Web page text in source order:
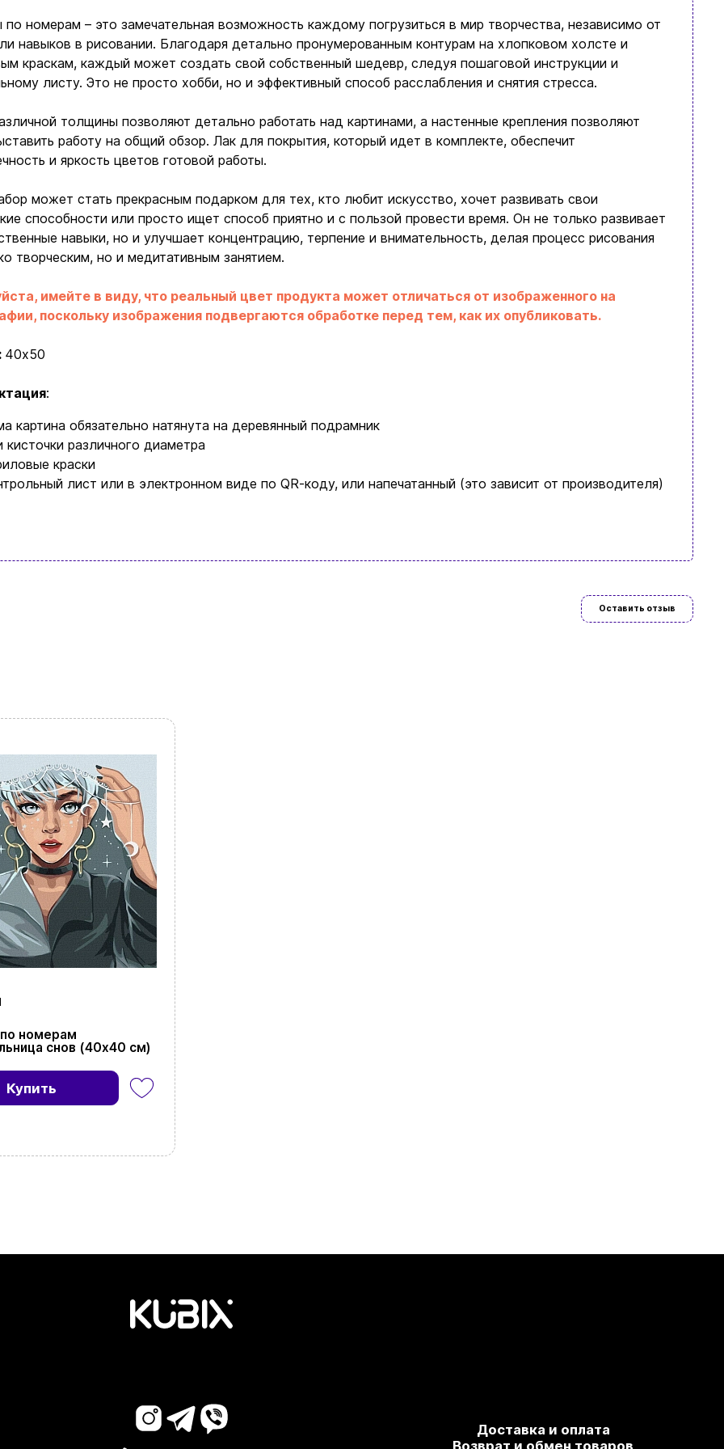
по номерам – это замечательная возможность каждому погрузиться в мир творчества, независимо от
навыков в рисовании. Благодаря детально пронумерованным контурам на хлопковом холсте и
краскам, каждый может создать свой собственный шедевр, следуя пошаговой инструкции и
листу. Это не просто хобби, но и эффективный способ расслабления и снятия стресса.
толщины позволяют детально работать над картинами, а настенные крепления позволяют
работу на общий обзор. Лак для покрытия, который идет в комплекте, обеспечит
и яркость цветов готовой работы.
может стать прекрасным подарком для тех, кто любит искусство, хочет развивать свои
способности или просто ищет способ приятно и с пользой провести время. Он не только развивает
навыки, но и улучшает концентрацию, терпение и внимательность, делая процесс рисования
творческим, но и медитативным занятием.
имейте в виду, что реальный цвет продукта может отличаться от изображенного на
поскольку изображения подвергаются обработке перед тем, как их опубликовать.
40х50
:
картина обязательно натянута на деревянный подрамник
кисточки различного диаметра
краски
лист или в электронном виде по QR-коду, или напечатанный (это зависит от производителя)
Оставить отзыв
номерам
снов (40х40 см)
Купить
Доставка и оплата
Возврат и обмен товаров
Ввойти Регистрация
Доставка и оплата
Политика конфиденциальности
Контакты
Язык сайта:
UAㅤ
Ваша корзина сейчас пуста
ассортимент нашего магазина и вы обязательно